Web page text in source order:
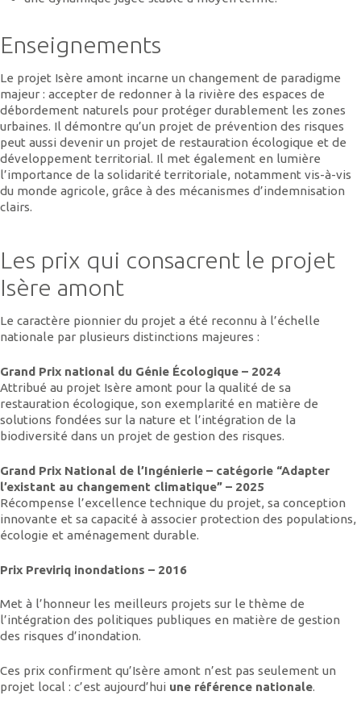
Enseignements
Le projet Isère amont incarne un changement de paradigme
majeur : accepter de redonner à la rivière des espaces de
débordement naturels pour protéger durablement les zones
urbaines. Il démontre qu’un projet de prévention des risques
peut aussi devenir un projet de restauration écologique et de
développement territorial. Il met également en lumière
l’importance de la solidarité territoriale, notamment vis-à-vis
du monde agricole, grâce à des mécanismes d’indemnisation
clairs.
Les prix qui consacrent le projet
Isère amont
Le caractère pionnier du projet a été reconnu à l’échelle
nationale par plusieurs distinctions majeures :
Grand Prix national du Génie Écologique – 2024
Attribué au projet Isère amont pour la qualité de sa
restauration écologique, son exemplarité en matière de
solutions fondées sur la nature et l’intégration de la
biodiversité dans un projet de gestion des risques.
Grand Prix National de l’Ingénierie – catégorie “Adapter
l’existant au changement climatique” – 2025
Récompense l’excellence technique du projet, sa conception
innovante et sa capacité à associer protection des populations,
écologie et aménagement durable.
Prix Previriq inondations – 2016
Met à l’honneur les meilleurs projets sur le thème de
l’intégration des politiques publiques en matière de gestion
des risques d’inondation.
Ces prix confirment qu’Isère amont n’est pas seulement un
projet local : c’est aujourd’hui une référence nationale.